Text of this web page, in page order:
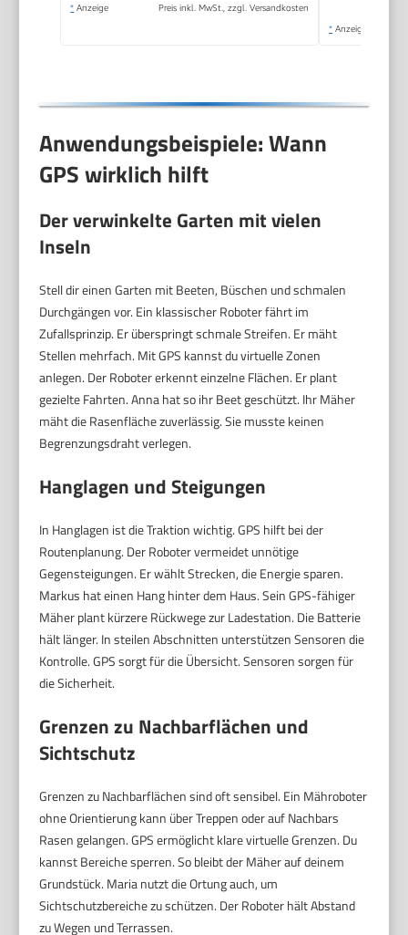
* Anzeige
Preis inkl. MwSt., zzgl. Versandkosten
* Anzeige
Anwendungsbeispiele: Wann
GPS wirklich hilft
Der verwinkelte Garten mit vielen
Inseln
Stell dir einen Garten mit Beeten, Büschen und schmalen
Durchgängen vor. Ein klassischer Roboter fährt im
Zufallsprinzip. Er überspringt schmale Streifen. Er mäht
Stellen mehrfach. Mit GPS kannst du virtuelle Zonen
anlegen. Der Roboter erkennt einzelne Flächen. Er plant
gezielte Fahrten. Anna hat so ihr Beet geschützt. Ihr Mäher
mäht die Rasenfläche zuverlässig. Sie musste keinen
Begrenzungsdraht verlegen.
Hanglagen und Steigungen
In Hanglagen ist die Traktion wichtig. GPS hilft bei der
Routenplanung. Der Roboter vermeidet unnötige
Gegensteigungen. Er wählt Strecken, die Energie sparen.
Markus hat einen Hang hinter dem Haus. Sein GPS-fähiger
Mäher plant kürzere Rückwege zur Ladestation. Die Batterie
hält länger. In steilen Abschnitten unterstützen Sensoren die
Kontrolle. GPS sorgt für die Übersicht. Sensoren sorgen für
die Sicherheit.
Grenzen zu Nachbarflächen und
Sichtschutz
Grenzen zu Nachbarflächen sind oft sensibel. Ein Mähroboter
ohne Orientierung kann über Treppen oder auf Nachbars
Rasen gelangen. GPS ermöglicht klare virtuelle Grenzen. Du
kannst Bereiche sperren. So bleibt der Mäher auf deinem
Grundstück. Maria nutzt die Ortung auch, um
Sichtschutzbereiche zu schützen. Der Roboter hält Abstand
zu Wegen und Terrassen.